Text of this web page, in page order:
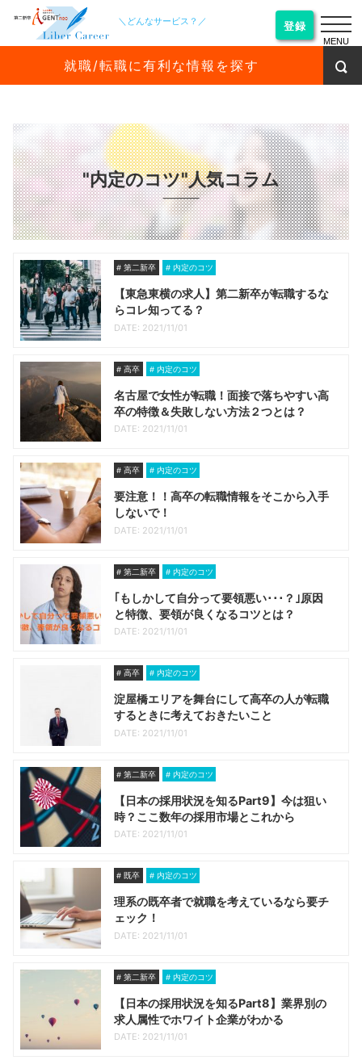
＼どんなサービス？／ 登録
就職/転職に有利な情報を探す
"内定のコツ"人気コラム
第二新卒 内定のコツ
【東急東横の求人】第二新卒が転職するな
らコレ知ってる？
DATE: 2021/11/01
高卒 内定のコツ
名古屋で女性が転職！面接で落ちやすい高
卒の特徴＆失敗しない方法２つとは？
DATE: 2021/11/01
高卒 内定のコツ
要注意！！高卒の転職情報をそこから入手
しないで！
DATE: 2021/11/01
第二新卒 内定のコツ
｢もしかして自分って要領悪い･･･？｣原因
と特徴、要領が良くなるコツとは？
DATE: 2021/11/01
高卒 内定のコツ
淀屋橋エリアを舞台にして高卒の人が転職
するときに考えておきたいこと
DATE: 2021/11/01
第二新卒 内定のコツ
【日本の採用状況を知るPart9】今は狙い
時？ここ数年の採用市場とこれから
DATE: 2021/11/01
既卒 内定のコツ
理系の既卒者で就職を考えているなら要チ
ェック！
DATE: 2021/11/01
第二新卒 内定のコツ
【日本の採用状況を知るPart8】業界別の
求人属性でホワイト企業がわかる
DATE: 2021/11/01
MENU